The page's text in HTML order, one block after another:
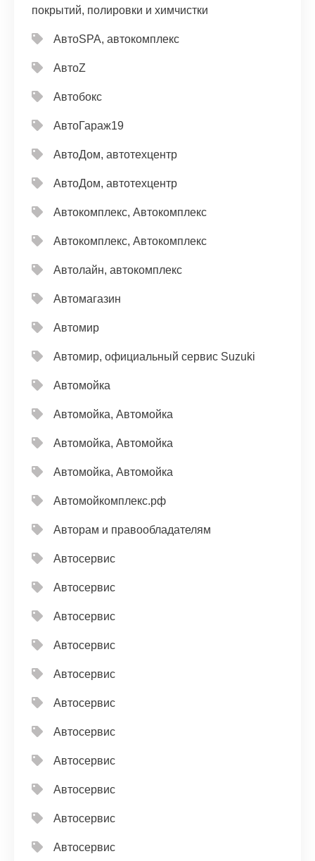
покрытий, полировки и химчистки
АвтоSPA, автокомплекс
АвтоZ
Автобокс
АвтоГараж19
АвтоДом, автотехцентр
АвтоДом, автотехцентр
Автокомплекс, Автокомплекс
Автокомплекс, Автокомплекс
Автолайн, автокомплекс
Автомагазин
Автомир
Автомир, официальный сервис Suzuki
Автомойка
Автомойка, Автомойка
Автомойка, Автомойка
Автомойка, Автомойка
Автомойкомплекс.рф
Авторам и правообладателям
Автосервис
Автосервис
Автосервис
Автосервис
Автосервис
Автосервис
Автосервис
Автосервис
Автосервис
Автосервис
Автосервис